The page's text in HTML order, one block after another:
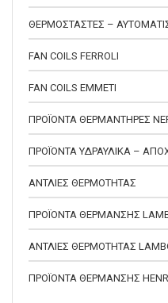
ΘΕΡΜΟΣΤΑΣΤΕΣ –
FAN COILS FERROLI
FAN COILS EMMETI
ΠΡΟΪΟΝΤΑ ΘΕΡΜΑΝΤΗΡΕΣ
ΠΡΟΪΟΝΤΑ ΥΔΡΑΥΛΙΚΑ –
ΑΝΤΛΙΕΣ ΘΕΡΜΟΤΗΤΑΣ
ΠΡΟΪΟΝΤΑ ΘΕΡΜΑΝΣΗΣ
ΑΝΤΛΙΕΣ ΘΕΡΜΟΤΗΤΑΣ
ΠΡΟΪΟΝΤΑ ΘΕΡΜΑΝΣΗΣ